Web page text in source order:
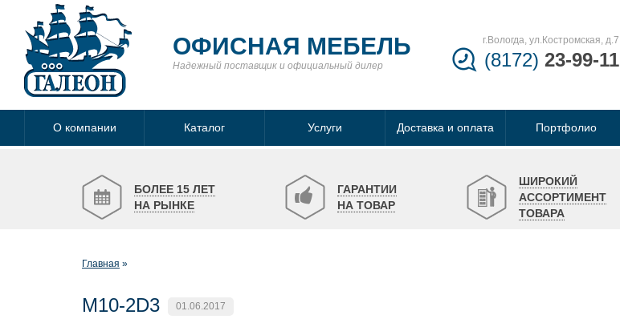
ОФИСНАЯ МЕБЕЛЬ
Надежный поставщик и официальный дилер
г.Вологда, ул.Костромская, д.7
(8172) 23-99-11
О компании Каталог Услуги Доставка и оплата Портфолио
БОЛЕЕ 15 ЛЕТ
НА РЫНКЕ
ГАРАНТИИ
НА ТОВАР
ШИРОКИЙ
АССОРТИМЕНТ
ТОВАРА
Главная
M10-2D3 01.06.2017